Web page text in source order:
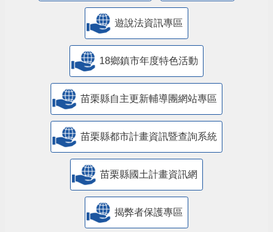
遊說法資訊專區
18鄉鎮市年度特色活動
苗栗縣自主更新輔導團網站專區
苗栗縣都市計畫資訊暨查詢系統
苗栗縣國土計畫資訊網
揭弊者保護專區